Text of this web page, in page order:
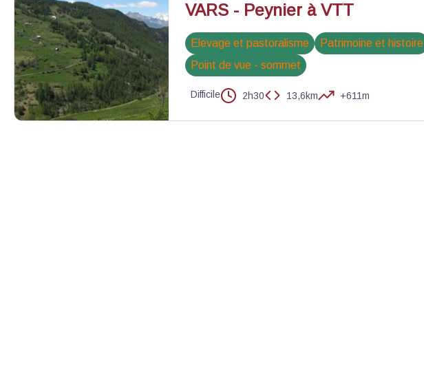
VARS - Peynier à VTT
Elevage et pastoralisme
Patrimoine et histoire
Point de vue - sommet
Difficile 2h30 13,6km +611m